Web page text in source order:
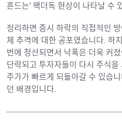
흔드는’ 왝더독 현상이 나타날 수
정리하면 증시 하락의 직접적인
체 추격에 대한 공포였습니다. 하
번에 청산되면서 낙폭은 더욱 커
단락되고 투자자들이 다시 주식
주가가 빠르게 되돌아갈 수 있습
던 배경입니다.